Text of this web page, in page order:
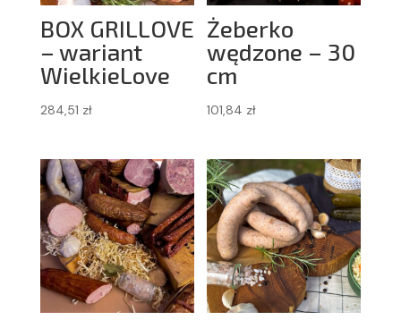
BOX GRILLOVE
– wariant
WielkieLove
284,51 zł
Żeberko
wędzone – 30
cm
101,84 zł